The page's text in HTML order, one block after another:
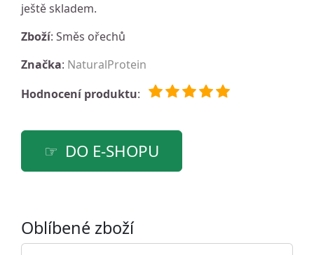
ještě skladem.
Zboží: Směs ořechů
Značka: NaturalProtein
Hodnocení produktu:
DO E-SHOPU
Oblíbené zboží